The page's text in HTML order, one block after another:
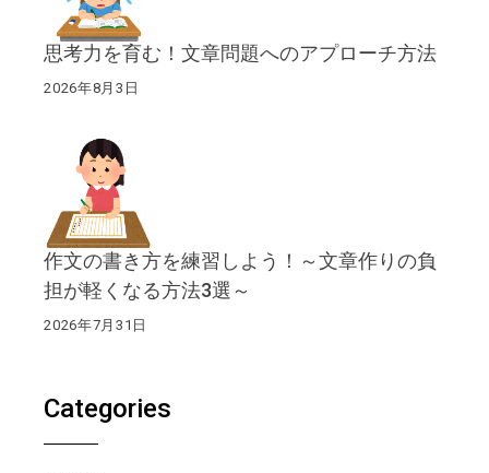
思考力を育む！文章問題へのアプローチ方法
2026年8月3日
作文の書き方を練習しよう！～文章作りの負
担が軽くなる方法3選～
2026年7月31日
Categories